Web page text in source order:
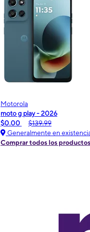
Motorola
moto g play - 2026
$0.00
$139.99
Generalmente en
Comprar todos los productos